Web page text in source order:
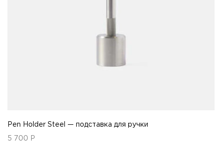
Pen Holder Steel — подставка для ручки
5 700 Р